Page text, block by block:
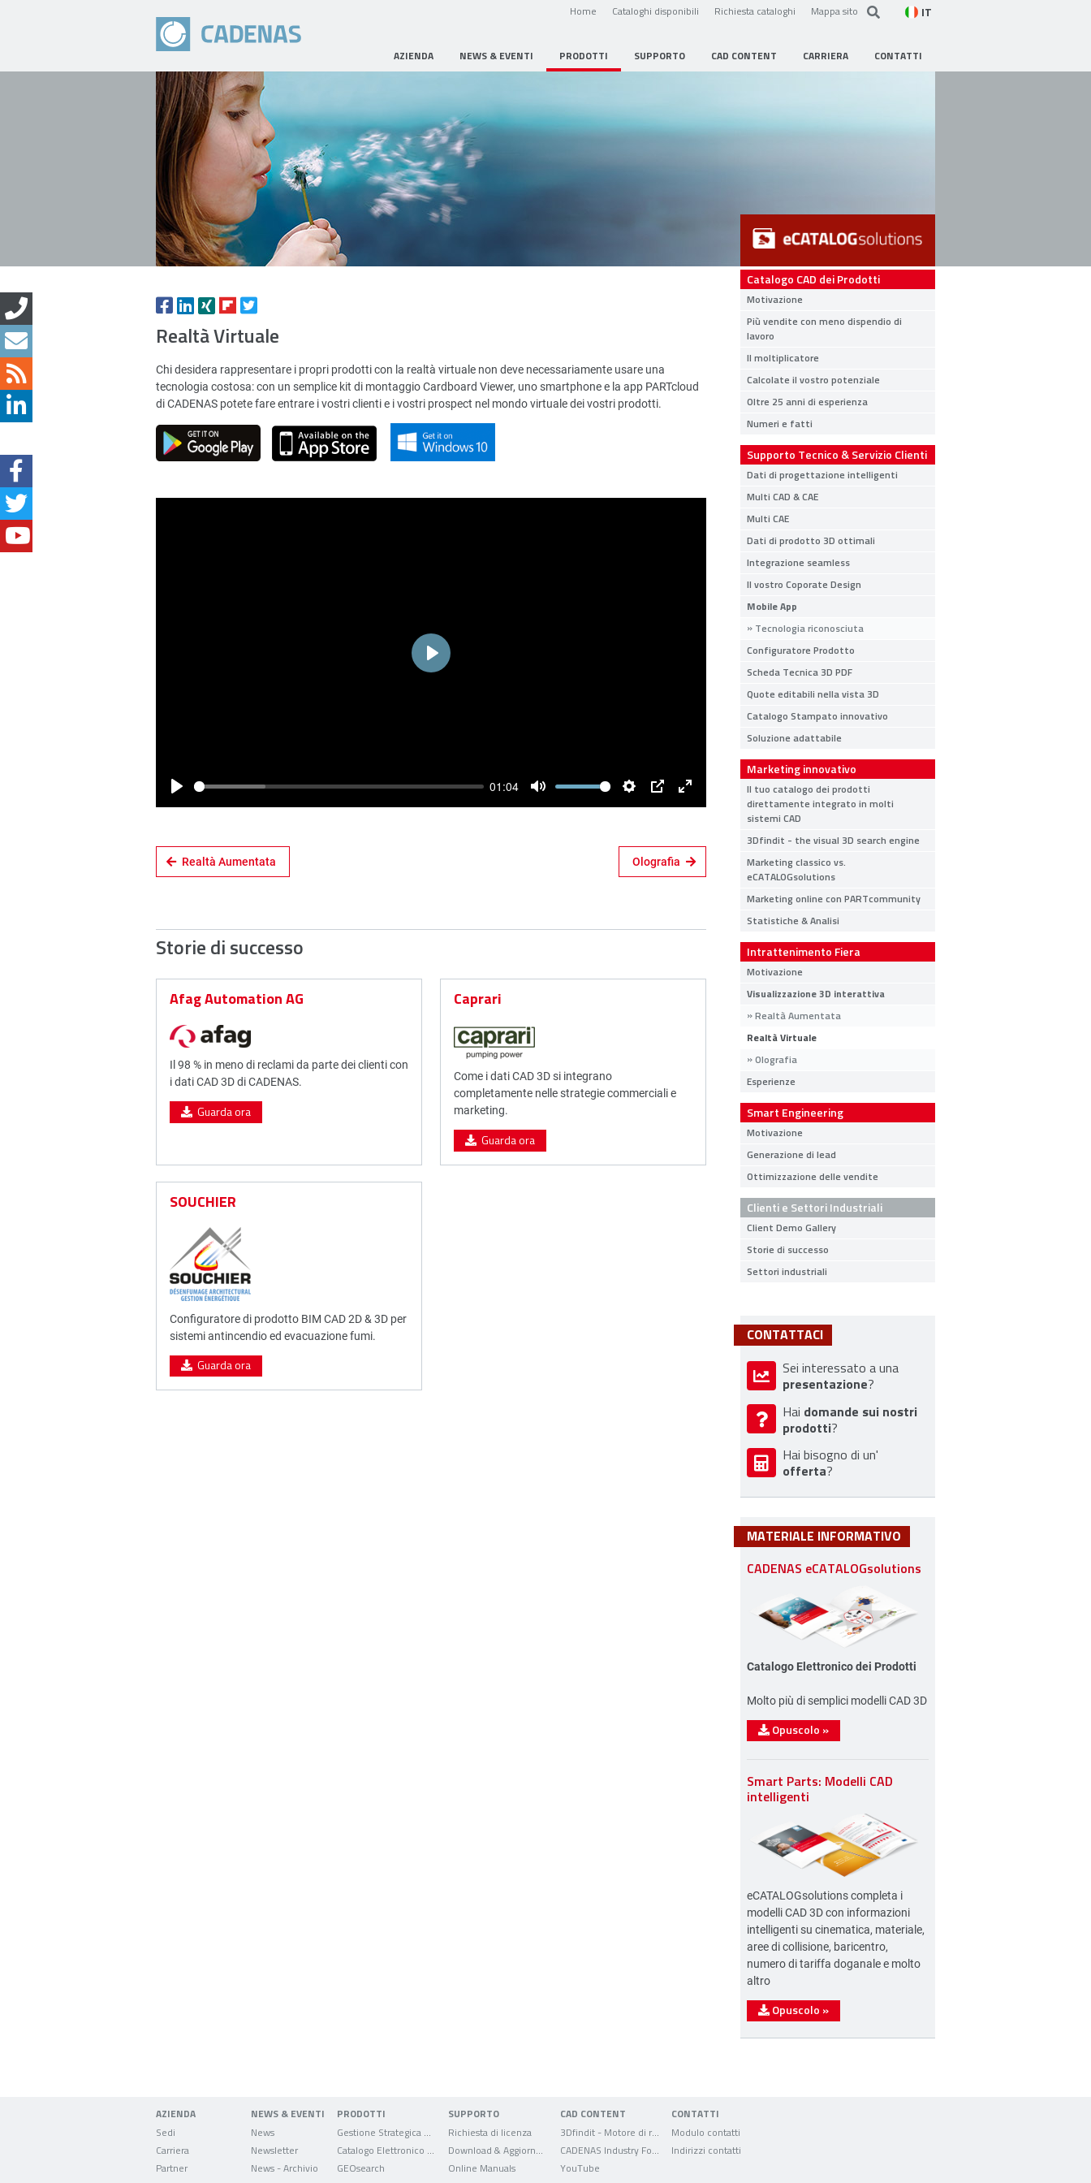
Home Cataloghi disponibili Richiesta cataloghi Mappa sito IT
AZIENDA NEWS & EVENTI PRODOTTI SUPPORTO CAD CONTENT CARRIERA CONTATTI
Realtà Virtuale
Chi desidera rappresentare i propri prodotti con la realtà virtuale non deve necessariamente usare una
tecnologia costosa: con un semplice kit di montaggio Cardboard Viewer, uno smartphone e la app PARTcloud
di CADENAS potete fare entrare i vostri clienti e i vostri prospect nel mondo virtuale dei vostri prodotti.
01:04
Play
Realtà Aumentata Olografia
Storie di successo
Afag Automation AG
Il 98 % in meno di reclami da parte dei clienti con
i dati CAD 3D di CADENAS.
Guarda ora
Caprari
Come i dati CAD 3D si integrano
completamente nelle strategie commerciali e
marketing.
Guarda ora
SOUCHIER
Configuratore di prodotto BIM CAD 2D & 3D per
sistemi antincendio ed evacuazione fumi.
Guarda ora
Catalogo CAD dei Prodotti
Motivazione
Più vendite con meno dispendio di
lavoro
Il moltiplicatore
Calcolate il vostro potenziale
Oltre 25 anni di esperienza
Numeri e fatti
Supporto Tecnico & Servizio Clienti
Dati di progettazione intelligenti
Multi CAD & CAE
Multi CAE
Dati di prodotto 3D ottimali
Integrazione seamless
Il vostro Coporate Design
Mobile App
Tecnologia riconosciuta
Configuratore Prodotto
Scheda Tecnica 3D PDF
Quote editabili nella vista 3D
Catalogo Stampato innovativo
Soluzione adattabile
Marketing innovativo
Il tuo catalogo dei prodotti
direttamente integrato in molti
sistemi CAD
3Dfindit - the visual 3D search engine
Marketing classico vs.
eCATALOGsolutions
Marketing online con PARTcommunity
Statistiche & Analisi
Intrattenimento Fiera
Motivazione
Visualizzazione 3D interattiva
Realtà Aumentata
Realtà Virtuale
Olografia
Esperienze
Smart Engineering
Motivazione
Generazione di lead
Ottimizzazione delle vendite
Clienti e Settori Industriali
Client Demo Gallery
Storie di successo
Settori industriali
CONTATTACI
Sei interessato a una
presentazione?
Hai domande sui nostri
prodotti?
Hai bisogno di un'
offerta?
MATERIALE INFORMATIVO
CADENAS eCATALOGsolutions
Catalogo Elettronico dei Prodotti
Molto più di semplici modelli CAD 3D
Opuscolo »
Smart Parts: Modelli CAD
intelligenti
eCATALOGsolutions completa i
modelli CAD 3D con informazioni
intelligenti su cinematica, materiale,
aree di collisione, baricentro,
numero di tariffa doganale e molto
altro
Opuscolo »
AZIENDA
Sedi
Carriera
Partner
NEWS & EVENTI
News
Newsletter
News - Archivio
PRODOTTI
GEOsearch
SUPPORTO
Richiesta di licenza
Online Manuals
CAD CONTENT
3Dfindit - Motore di ricerca per dati CAD
YouTube
CONTATTI
Modulo contatti
Indirizzi contatti